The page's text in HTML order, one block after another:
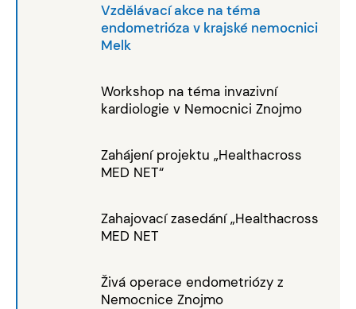
Vzdělávací akce na téma
endometrióza v krajské nemocnici
Melk
Workshop na téma invazivní
kardiologie v Nemocnici Znojmo
Zahájení projektu „Healthacross
MED NET“
Zahajovací zasedání „Healthacross
MED NET
Živá operace endometriózy z
Nemocnice Znojmo